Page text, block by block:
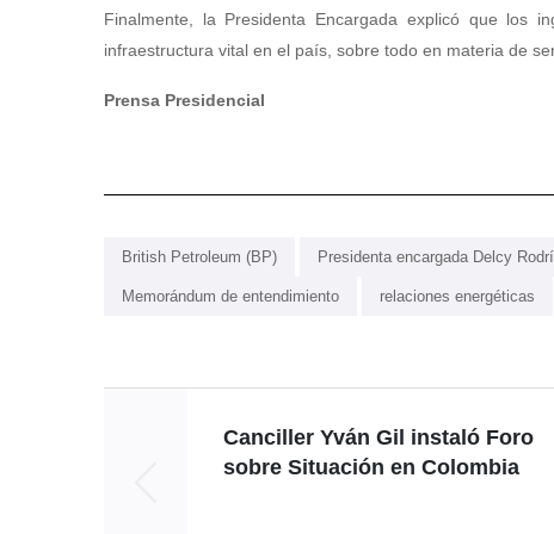
Finalmente, la Presidenta Encargada explicó que los
infraestructura vital en el país, sobre todo en materia de
Prensa Presidencial
British Petroleum (BP) Presidenta encargada Delcy
Memorándum de entendimiento relaciones energéticas
Canciller Yván Gil instaló Foro
sobre Situación en Colombia